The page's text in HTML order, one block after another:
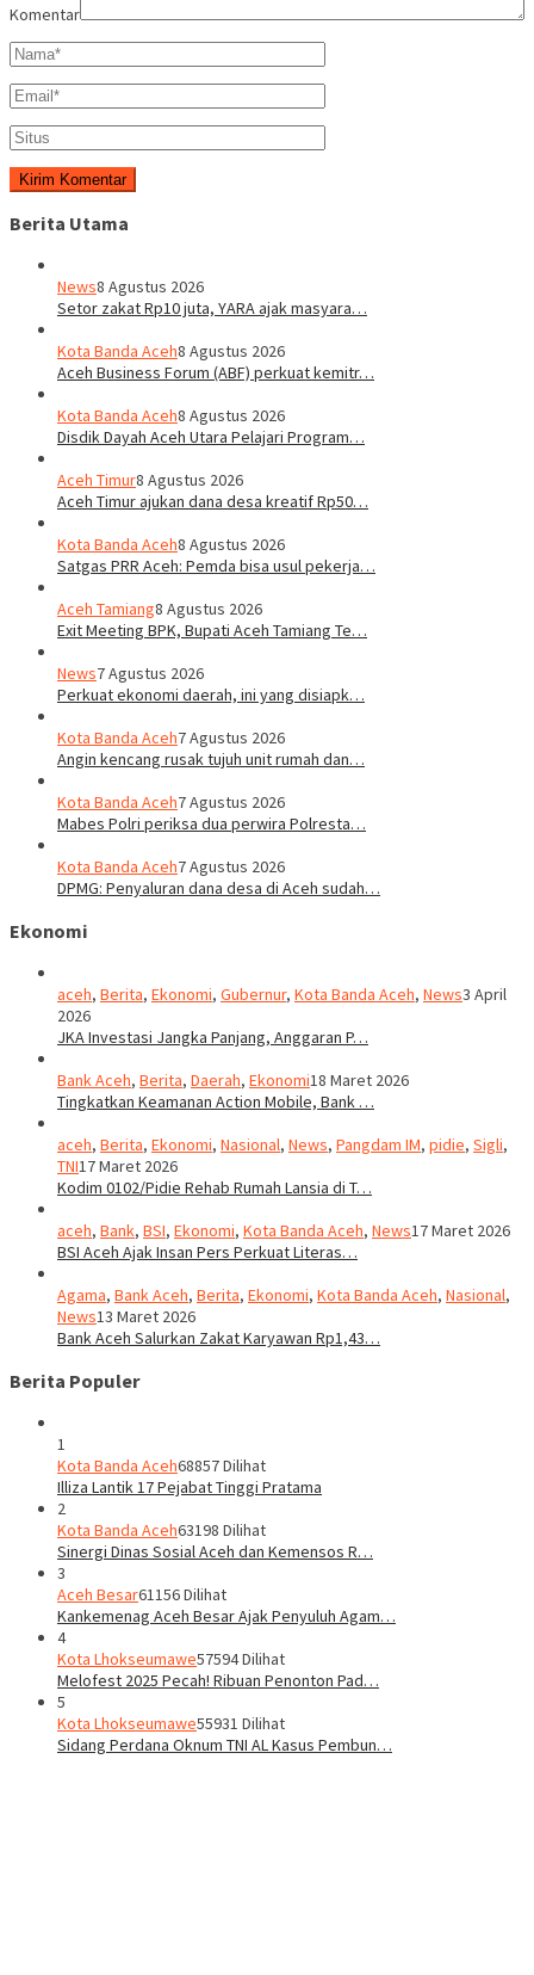
Komentar
Berita Utama
News8 Agustus 2026
Setor zakat Rp10 juta, YARA ajak masyara…
Kota Banda Aceh8 Agustus 2026
Aceh Business Forum (ABF) perkuat kemitr…
Kota Banda Aceh8 Agustus 2026
Disdik Dayah Aceh Utara Pelajari Program…
Aceh Timur8 Agustus 2026
Aceh Timur ajukan dana desa kreatif Rp50…
Kota Banda Aceh8 Agustus 2026
Satgas PRR Aceh: Pemda bisa usul pekerja…
Aceh Tamiang8 Agustus 2026
Exit Meeting BPK, Bupati Aceh Tamiang Te…
News7 Agustus 2026
Perkuat ekonomi daerah, ini yang disiapk…
Kota Banda Aceh7 Agustus 2026
Angin kencang rusak tujuh unit rumah dan…
Kota Banda Aceh7 Agustus 2026
Mabes Polri periksa dua perwira Polresta…
Kota Banda Aceh7 Agustus 2026
DPMG: Penyaluran dana desa di Aceh sudah…
Ekonomi
aceh, Berita, Ekonomi, Gubernur, Kota Banda Aceh, News3 April
2026
JKA Investasi Jangka Panjang, Anggaran P…
Bank Aceh, Berita, Daerah, Ekonomi18 Maret 2026
Tingkatkan Keamanan Action Mobile, Bank …
aceh, Berita, Ekonomi, Nasional, News, Pangdam IM, pidie, Sigli,
TNI17 Maret 2026
Kodim 0102/Pidie Rehab Rumah Lansia di T…
aceh, Bank, BSI, Ekonomi, Kota Banda Aceh, News17 Maret 2026
BSI Aceh Ajak Insan Pers Perkuat Literas…
Agama, Bank Aceh, Berita, Ekonomi, Kota Banda Aceh, Nasional,
News13 Maret 2026
Bank Aceh Salurkan Zakat Karyawan Rp1,43…
Berita Populer
1
Kota Banda Aceh68857 Dilihat
Illiza Lantik 17 Pejabat Tinggi Pratama
2
Kota Banda Aceh63198 Dilihat
Sinergi Dinas Sosial Aceh dan Kemensos R…
3
Aceh Besar61156 Dilihat
Kankemenag Aceh Besar Ajak Penyuluh Agam…
4
Kota Lhokseumawe57594 Dilihat
Melofest 2025 Pecah! Ribuan Penonton Pad…
5
Kota Lhokseumawe55931 Dilihat
Sidang Perdana Oknum TNI AL Kasus Pembun…